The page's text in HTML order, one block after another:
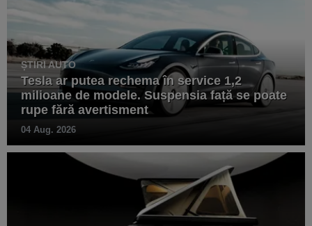
ȘTIRI AUTO
Tesla ar putea rechema în service 1,2
milioane de modele. Suspensia față se poate
rupe fără avertisment
04 Aug. 2026